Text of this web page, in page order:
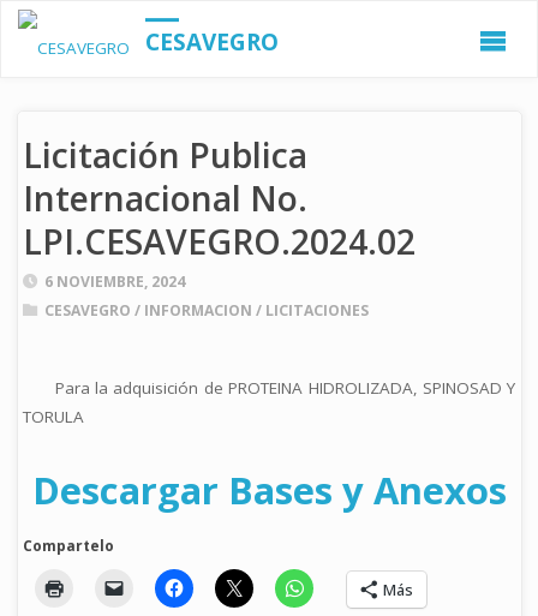
CESAVEGRO
Licitación Publica
Internacional No.
LPI.CESAVEGRO.2024.02
6 NOVIEMBRE, 2024
CESAVEGRO / INFORMACION / LICITACIONES
Para la adquisición de PROTEINA HIDROLIZADA, SPINOSAD Y
TORULA
Descargar Bases y Anexos
Compartelo
Más